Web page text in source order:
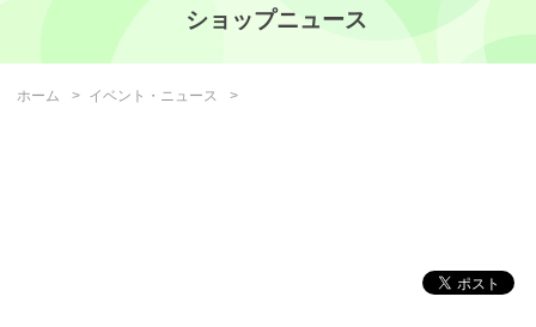
ホーム イベント・ニュース